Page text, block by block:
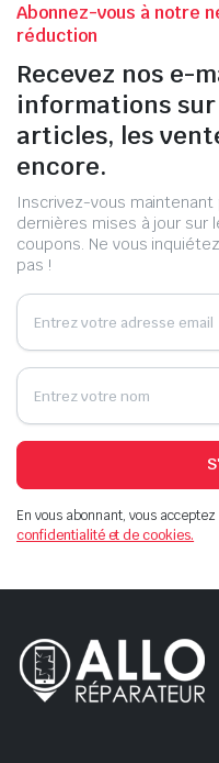
Abonnez-vous à notre
réduction
Recevez nos e-
informations sur
articles, les
encore.
Inscrivez-vous
dernières mises à jour sur
coupons. Ne vous
pas !
En vous abonnant, vous acceptez
confidentialité et de cookies.